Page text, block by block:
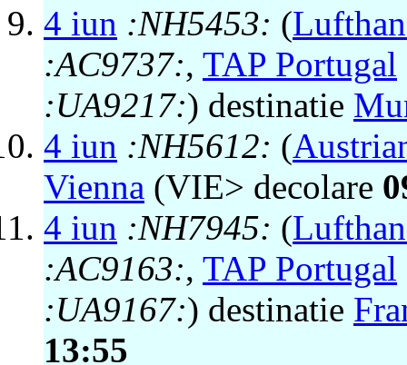
4 iun :NH5453: (
:AC9737:, TAP Portugal
:UA9217:) destinatie
4 iun :NH5612: (
Vienna (VIE> decolare
4 iun :NH7945: (
:AC9163:, TAP Portugal
:UA9167:) destinatie
13:55